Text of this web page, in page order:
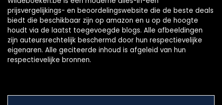
prijsvergelijkings- en beoordelingswebsite die de beste deals
biedt die beschikbaar zijn op amazon en u op de hoogte
houdt via de laatst toegevoegde blogs. Alle afbeeldingen
zijn auteursrechtelijk beschermd door hun respectievelijke
eigenaren. Alle geciteerde inhoud is afgeleid van hun
respectievelijke bronnen.